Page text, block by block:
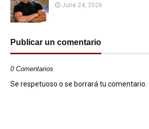
June 24, 2026
Publicar un comentario
0 Comentarios
Se respetuoso o se borrará tu comentario.